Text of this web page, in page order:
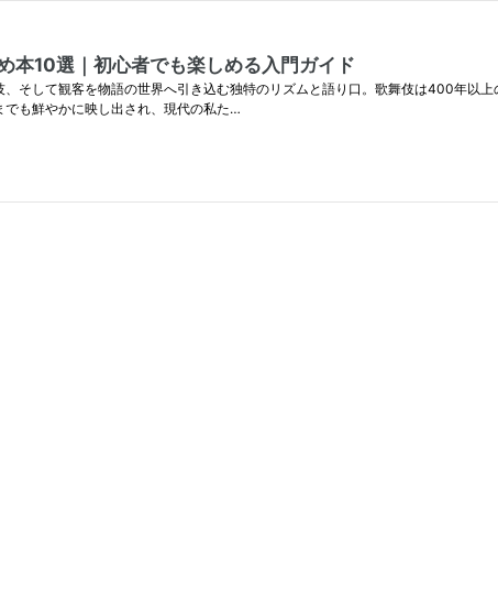
本10選｜初心者でも楽しめる入門ガイド
して観客を物語の世界へ引き込む独特のリズムと語り口。歌舞伎は400年以
も鮮やかに映し出され、現代の私た…